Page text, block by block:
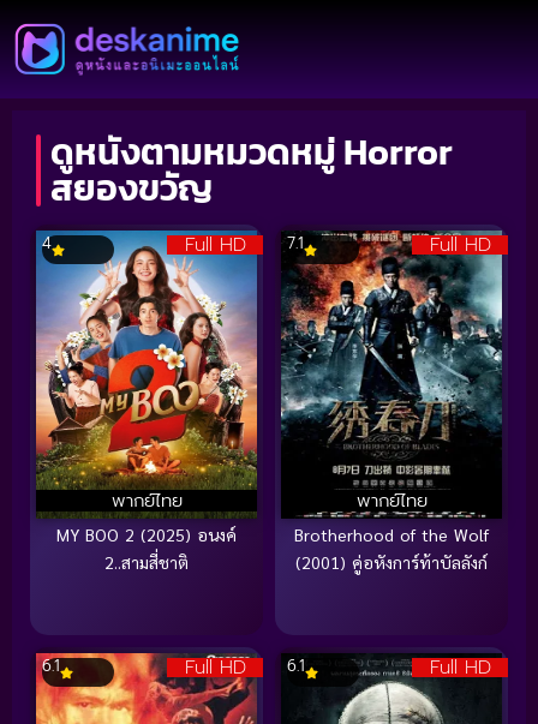
ดูหนังตามหมวดหมู่ Horror
สยองขวัญ
Full HD
พากย์ไทย
4
MY BOO 2 (2025) อนงค์
2..สามสี่ชาติ
Full HD
พากย์ไทย
7.1
Brotherhood of the Wolf
(2001) คู่อหังการ์ท้าบัลลังก์
Full HD
6.1 Full HD
6.1